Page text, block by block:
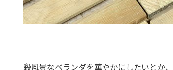
殺風景なベランダを華やかにしたいとか